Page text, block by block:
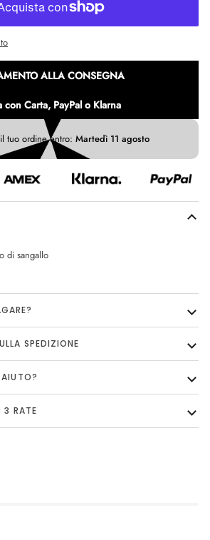
ALLA CONSEGNA
con Carta, PayPal o Klarna
tuo ordine entro: Martedì 11 agosto
di sangallo
SPEDIZIONE
3 RATE